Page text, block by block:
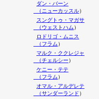
ダン・バーン
（ ニューカッスル）
スングトゥ・マガサ
（ウェストハム）
ロドリゴ・ムニス
（フラム）
マルク・ククレジャ
（チェルシー）
ケニー・テテ
（フラム）
オマル・アルデレテ
（サンダーランド）